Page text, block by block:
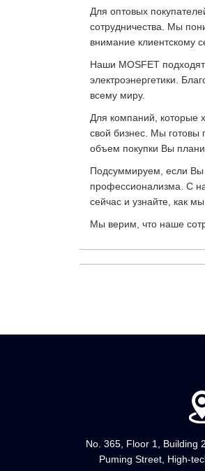
Для оптовых
сотрудничества. Мы
внимание клиентскому
Наши MOSFET
электроэнергетики.
всему миру.
Для компаний, которые
свой бизнес. Мы готовы
объем покупки Вы
Подсуммируем, если Вы
профессионализма. С
сейчас и узнайте, как
Мы верим, что наше
No. 365, Floor 1, Building
Puming Street, High-